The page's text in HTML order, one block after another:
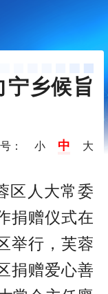
宁乡候旨
： 小 中 大
人大常委
捐赠仪式在
举行，芙蓉
捐赠爱心善